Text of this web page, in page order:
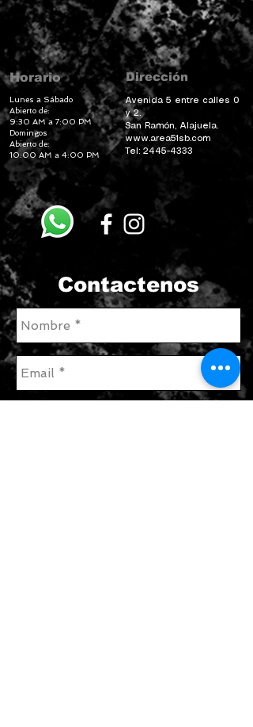
Horario
Lunes a Sábado
Abierto de:
9:30 AM a 7:00 PM
Domingos
Abierto de:
10:00 AM a 4:00 PM
Dirección
Avenida 5 entre calles 0
y 2.
San Ramón, Alajuela.
www.area51sb.com
Tel: 2445-4333
Contactenos